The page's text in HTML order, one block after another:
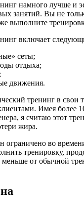
намного лучше и
занятий. Вы не
выполните
включает
сеты;
отдыха;
движения.
тренинг в свои
Имея более
я считаю этот
жира.
ограничено во
тренировку,
меньше от обычной